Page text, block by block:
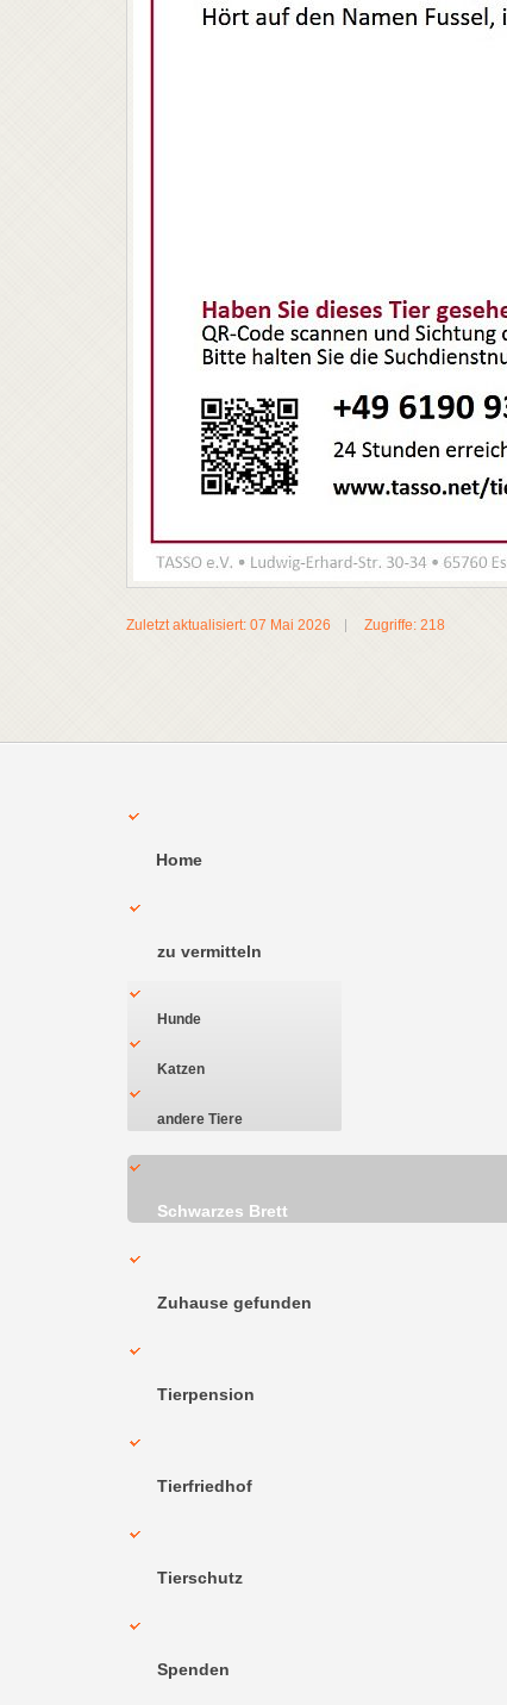
Zuletzt aktualisiert: 07 Mai 2026 Zugriffe: 218
Home
zu vermitteln
Hunde
Katzen
andere Tiere
Schwarzes Brett
Zuhause gefunden
Tierpension
Tierfriedhof
Tierschutz
Spenden